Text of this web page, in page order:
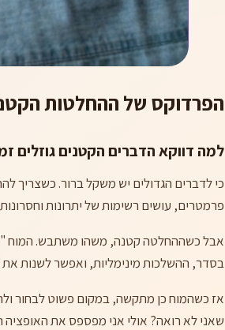
הפרדוקס של ההחלטות
למה דווקא הדברים הקטנים גוזלים
כי לדברים הגדולים יש משקל ברור. כשצריך
פרמטרים, עושים רשימות של יתרונות
אבל כשההחלטה קטנה, משהו משתבש. המוח
בסדר, ההשלכות מינימליות, ואפשר לשנות
אז כשהמוח כן מתקשה, במקום פשוט לבחור
שאני לא רואה? אולי אני מפספס את האופציה